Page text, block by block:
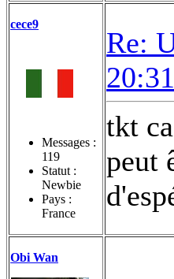
cece9
Messages :
119
Statut :
Newbie
Pays :
France
Re:
20:31
tkt
peut
Obi Wan